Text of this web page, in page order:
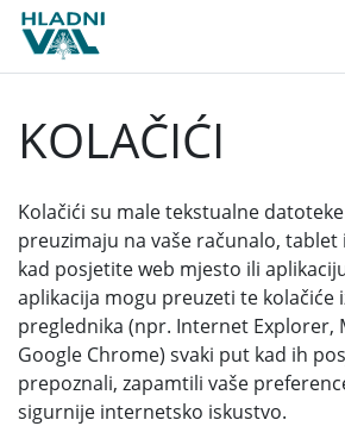
KOLAČIĆI
Kolačići su male tekstualne
preuzimaju na vaše računalo,
kad posjetite web mjesto ili
aplikacija mogu preuzeti te kolačiće
preglednika (npr. Internet Explorer,
Google Chrome) svaki put kad ih
prepoznali, zapamtili vaše
sigurnije internetsko iskustvo.